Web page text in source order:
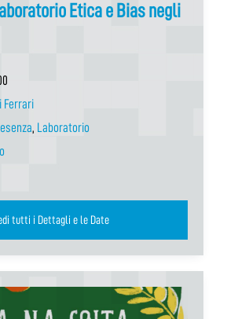
Etica e Bias negli
Ferrari
, Laboratorio
Vedi tutti i Dettagli e le Date